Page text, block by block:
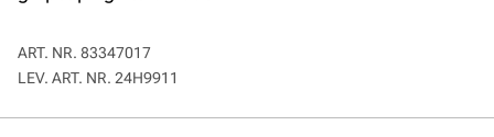
ART. NR. 83347017
LEV. ART. NR. 24H9911